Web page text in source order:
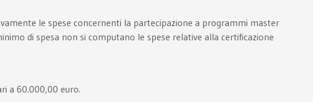
le spese concernenti la partecipazione a programmi master
di spesa non si computano le spese relative alla certificazione
a 60.000,00 euro.